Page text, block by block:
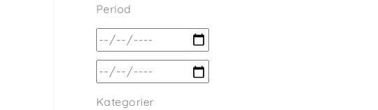
Period
Kategorier